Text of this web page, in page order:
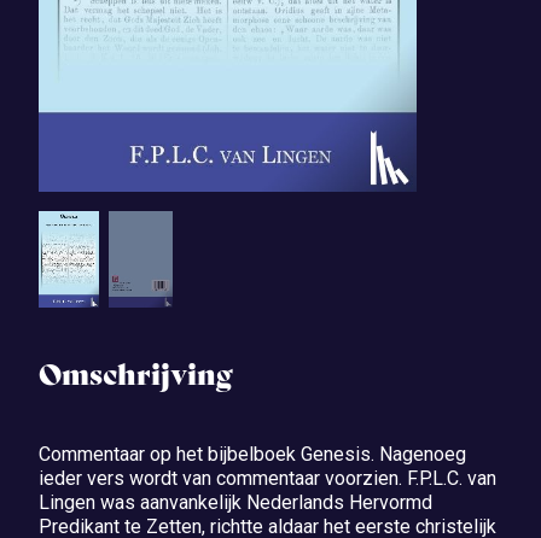
Omschrijving
Commentaar op het bijbelboek Genesis. Nagenoeg
ieder vers wordt van commentaar voorzien. F.P.L.C. van
Lingen was aanvankelijk Nederlands Hervormd
Predikant te Zetten, richtte aldaar het eerste christelijk